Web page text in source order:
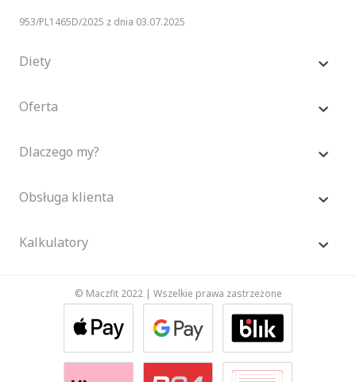
953/PL1465D/2025 z dnia 03.07.2025
Diety
Oferta
Dlaczego my?
Obsługa klienta
Kalkulatory
© Maczfit 2022 | Wszelkie prawa zastrzeżone